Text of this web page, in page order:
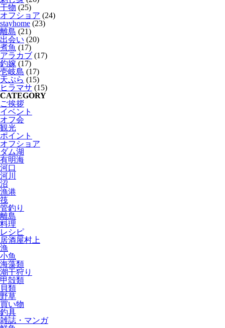
干物 (25)
オフショア (24)
stayhome (23)
離島 (21)
出会い (20)
煮魚 (17)
アラカブ (17)
釣嫁 (17)
壱岐島 (17)
天ぷら (15)
ヒラマサ (15)
CATEGORY
ご挨拶
イベント
オフ会
観光
ポイント
オフショア
ダム湖
有明海
河口
河川
沼
漁港
筏
管釣り
離島
料理
レシピ
居酒屋村上
漁
小魚
海藻類
潮干狩り
甲殻類
貝類
野草
買い物
釣具
雑誌・マンガ